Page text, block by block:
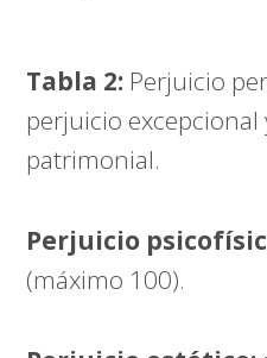
Tabla 2: Perjuicio
perjuicio
patrimonial.
Perjuicio
(máximo 100).